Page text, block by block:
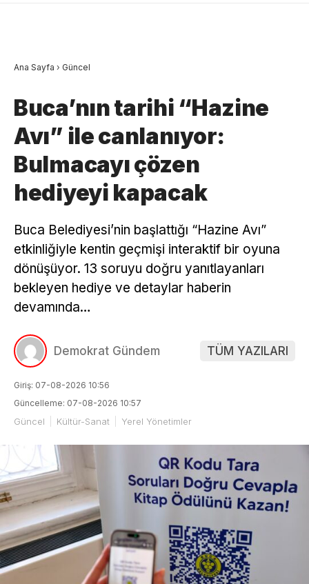
Ana Sayfa › Güncel
Buca’nın tarihi “Hazine
Avı” ile canlanıyor:
Bulmacayı çözen
hediyeyi kapacak
Buca Belediyesi’nin başlattığı “Hazine Avı”
etkinliğiyle kentin geçmişi interaktif bir oyuna
dönüşüyor. 13 soruyu doğru yanıtlayanları
bekleyen hediye ve detaylar haberin
devamında…
Demokrat Gündem TÜM YAZILARI
Giriş: 07-08-2026 10:56
Güncelleme: 07-08-2026 10:57
Güncel Kültür-Sanat Yerel Yönetimler